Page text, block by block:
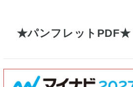
パンフレットPDF